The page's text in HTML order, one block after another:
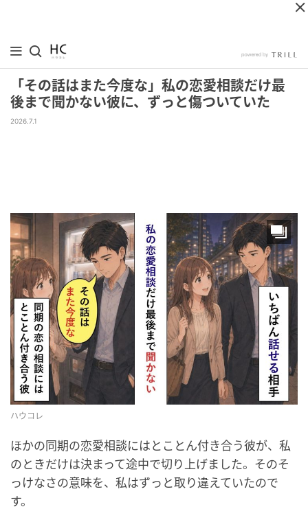
「その話はまた今度な」私の恋愛相談だけ最
後まで聞かない彼に、ずっと傷ついていた
2026.7.1
ハウコレ
ほかの同期の恋愛相談にはとことん付き合う彼が、私
のときだけは決まって途中で切り上げました。そのそ
っけなさの意味を、私はずっと取り違えていたので
す。